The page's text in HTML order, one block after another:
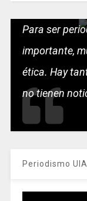
Para ser
importante,
ética. Hay
no tienen
Periodismo UIA